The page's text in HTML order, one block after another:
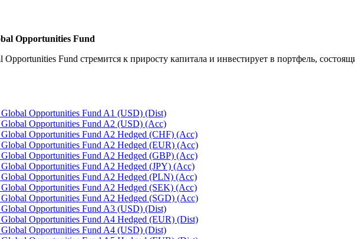
Opportunities Fund
Fund стремится к приросту капитала и инвестирует в портфель,
Opportunities Fund A1 (USD) (Dist)
Opportunities Fund A2 (USD) (Acc)
Opportunities Fund A2 Hedged (CHF) (Acc)
Opportunities Fund A2 Hedged (EUR) (Acc)
Opportunities Fund A2 Hedged (GBP) (Acc)
Opportunities Fund A2 Hedged (JPY) (Acc)
Opportunities Fund A2 Hedged (PLN) (Acc)
Opportunities Fund A2 Hedged (SEK) (Acc)
Opportunities Fund A2 Hedged (SGD) (Acc)
Opportunities Fund A3 (USD) (Dist)
Opportunities Fund A4 Hedged (EUR) (Dist)
Opportunities Fund A4 (USD) (Dist)